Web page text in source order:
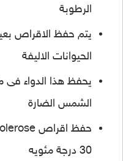
الرطوبة
يتم حفظ الاقراص
الحيوانات الاليفة
يحفظ هذا الدواء فى
الشمس الضارة
30 درجة مئويه